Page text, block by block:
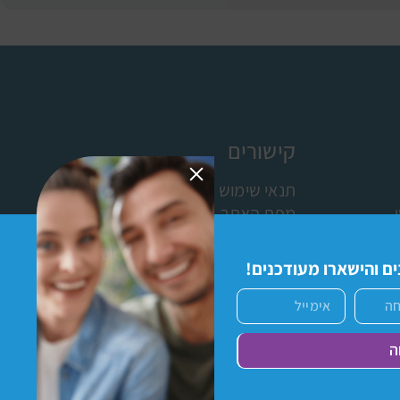
קישורים
תנאי שימוש
מפת האתר
ישומון (אפליקציה)
כניסת מתנדבים לתוכנת פעמונים
סרב לכל עוגיות וכלי המעקב באתר
והישארו מעודכנים!